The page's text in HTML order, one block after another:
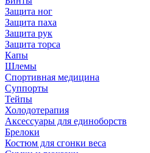
Защита ног
Защита паха
Защита рук
Защита торса
Капы
Шлемы
Спортивная медицина
Суппорты
Тейпы
Холодотерапия
Аксессуары для единоборств
Брелоки
Костюм для сгонки веса